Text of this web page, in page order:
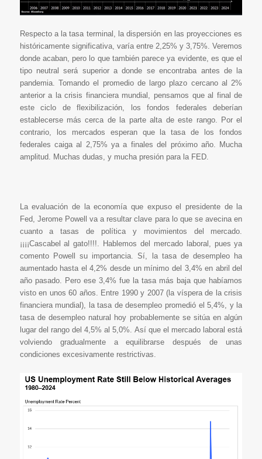
Respecto a la tasa terminal, la dispersión en las proyecciones es
históricamente significativa, varía entre 2,25% y 3,75%. Veremos
donde acaban, pero lo que también parece ya evidente, es que el
tipo neutral será superior a donde se encontraba antes de la
pandemia. Tomando el promedio de largo plazo cercano al 2%
anterior a la crisis financiera mundial, pensamos que al final de
este ciclo de flexibilización, los fondos federales deberían
establecerse más cerca de la parte alta de este rango. Por el
contrario, los mercados esperan que la tasa de los fondos
federales caiga al 2,75% ya a finales del próximo año. Mucha
amplitud. Muchas dudas, y mucha presión para la FED.
La evaluación de la economía que expuso el presidente de la
Fed, Jerome Powell va a resultar clave para lo que se avecina en
cuanto a tasas de política y movimientos del mercado.
¡¡¡¡Cascabel al gato!!!!. Hablemos del mercado laboral, pues ya
comento Powell su importancia. Sí, la tasa de desempleo ha
aumentado hasta el 4,2% desde un mínimo del 3,4% en abril del
año pasado. Pero ese 3,4% fue la tasa más baja que habíamos
visto en unos 60 años. Entre 1990 y 2007 (la víspera de la crisis
financiera mundial), la tasa de desempleo promedió el 5,4%, y la
tasa de desempleo natural hoy probablemente se sitúa en algún
lugar del rango del 4,5% al 5,0%. Así que el mercado laboral está
volviendo gradualmente a equilibrarse después de unas
condiciones excesivamente restrictivas.